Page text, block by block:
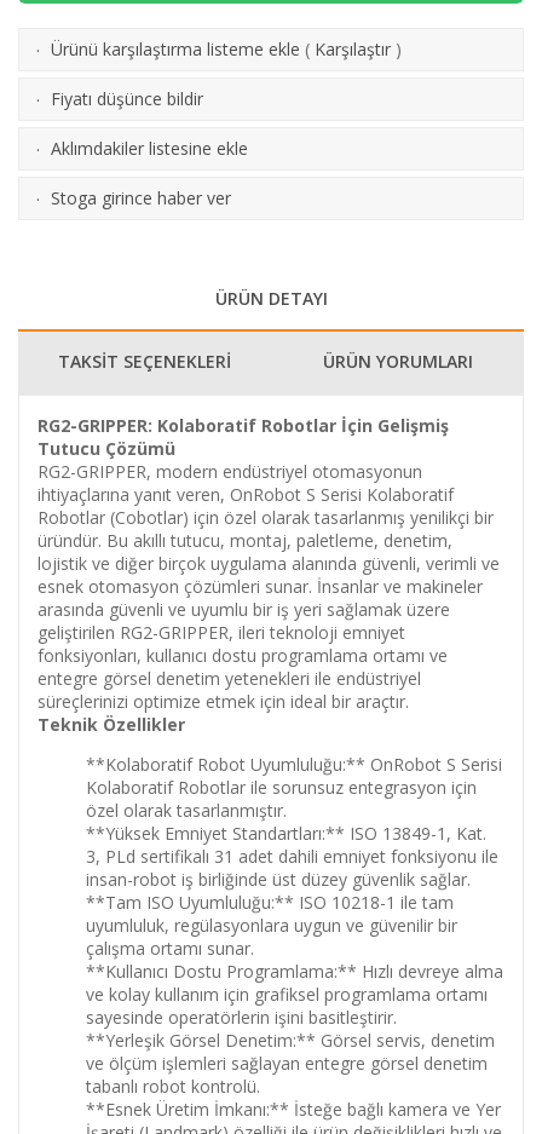
· Ürünü karşılaştırma listeme ekle ( Karşılaştır )
· Fiyatı düşünce bildir
· Aklımdakiler listesine ekle
· Stoga girince haber ver
ÜRÜN DETAYI
TAKSİT SEÇENEKLERİ ÜRÜN YORUMLARI
RG2-GRIPPER: Kolaboratif Robotlar İçin Gelişmiş
Tutucu Çözümü
RG2-GRIPPER, modern endüstriyel otomasyonun
ihtiyaçlarına yanıt veren, OnRobot S Serisi Kolaboratif
Robotlar (Cobotlar) için özel olarak tasarlanmış yenilikçi bir
üründür. Bu akıllı tutucu, montaj, paletleme, denetim,
lojistik ve diğer birçok uygulama alanında güvenli, verimli ve
esnek otomasyon çözümleri sunar. İnsanlar ve makineler
arasında güvenli ve uyumlu bir iş yeri sağlamak üzere
geliştirilen RG2-GRIPPER, ileri teknoloji emniyet
fonksiyonları, kullanıcı dostu programlama ortamı ve
entegre görsel denetim yetenekleri ile endüstriyel
süreçlerinizi optimize etmek için ideal bir araçtır.
Teknik Özellikler
**Kolaboratif Robot Uyumluluğu:** OnRobot S Serisi
Kolaboratif Robotlar ile sorunsuz entegrasyon için
özel olarak tasarlanmıştır.
**Yüksek Emniyet Standartları:** ISO 13849-1, Kat.
3, PLd sertifikalı 31 adet dahili emniyet fonksiyonu ile
insan-robot iş birliğinde üst düzey güvenlik sağlar.
**Tam ISO Uyumluluğu:** ISO 10218-1 ile tam
uyumluluk, regülasyonlara uygun ve güvenilir bir
çalışma ortamı sunar.
**Kullanıcı Dostu Programlama:** Hızlı devreye alma
ve kolay kullanım için grafiksel programlama ortamı
sayesinde operatörlerin işini basitleştirir.
**Yerleşik Görsel Denetim:** Görsel servis, denetim
ve ölçüm işlemleri sağlayan entegre görsel denetim
tabanlı robot kontrolü.
**Esnek Üretim İmkanı:** İsteğe bağlı kamera ve Yer